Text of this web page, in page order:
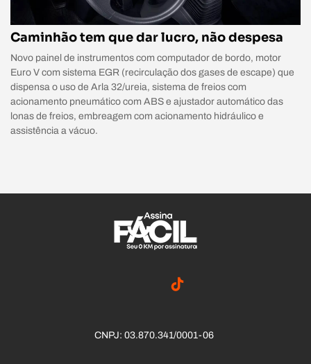
Caminhão tem que dar lucro, não despesa
Novo painel de instrumentos com computador de bordo, motor
Euro V com sistema EGR (recirculação dos gases de escape) que
dispensa o uso de Arla 32/ureia, sistema de freios com
acionamento pneumático com ABS e ajustador automático das
lonas de freios, embreagem com acionamento hidráulico e
assistência a vácuo.
CNPJ: 03.870.341/0001-06